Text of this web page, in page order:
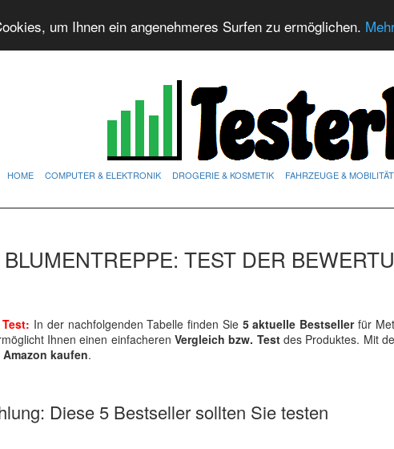
um Ihnen ein angenehmeres Surfen zu ermöglichen.
HOME COMPUTER & ELEKTRONIK DROGERIE & KOSMETIK FAHRZEUGE & MOBILITÄT
BLUMENTREPPE: TEST DER
In der nachfolgenden Tabelle finden Sie5 aktuelle Bestsellerfür
Ihnen einen einfacherenVergleich bzw. Testdes Produktes. Mit
kaufen.
Diese 5 Bestseller sollten Sie testen